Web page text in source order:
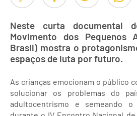
Neste curta documental
Movimento dos Pequenos
Brasil) mostra o
espaços de luta por futuro.
As crianças emocionam o público
solucionar os problemas do
adultocentrismo e semeando o